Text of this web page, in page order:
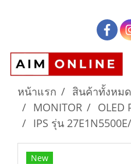
หน้าแรก สินค้าทั้งหมด
MONITOR
OLED
IPS รุ่น
New